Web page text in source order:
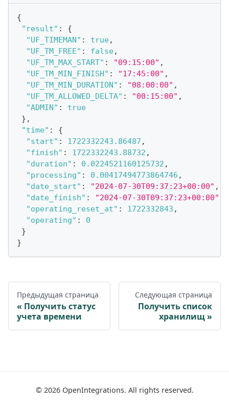
{
"result" :
{
"UF_TIMEMAN" : true,
"UF_TM_FREE" : false,
"UF_TM_MAX_START" : "09:15:00" ,
"UF_TM_MIN_FINISH" : "17:45:00" ,
"UF_TM_MIN_DURATION" : "08:00:00" ,
"UF_TM_ALLOWED_DELTA" : "00:15:00" ,
"ADMIN" :
true
} ,
"time" :
{
"start" : 1722332243.86487 ,
"finish" : 1722332243.88732 ,
"duration" : 0.0224521160125732 ,
"processing" : 0.00417494773864746 ,
"date_start" : "2024-07-30T09:37:23+00:00" ,
"date_finish" : "2024-07-30T09:37:23+00:00"
"operating_reset_at" : 1722332843 ,
"operating" :
0
}
}
Предыдущая страница
Получить статус
учета времени
Следующая страница
Получить список
хранилищ
© 2026OpenIntegrations. All rights reserved.